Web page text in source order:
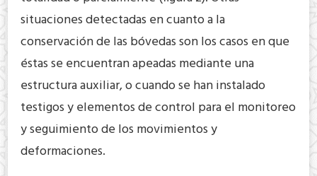
situaciones detectadas en cuanto a la
conservación de las bóvedas son los casos en que
éstas se encuentran apeadas mediante una
estructura auxiliar, o cuando se han instalado
testigos y elementos de control para el monitoreo
y seguimiento de los movimientos y
deformaciones.